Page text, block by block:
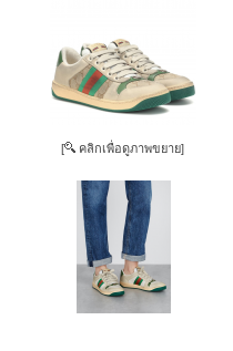
[ คลิกเพื่อดูภาพขยาย]